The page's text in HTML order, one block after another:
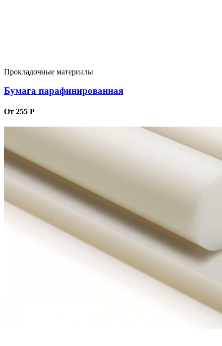
Прокладочные материалы
Бумага парафинированная
От 255 Р